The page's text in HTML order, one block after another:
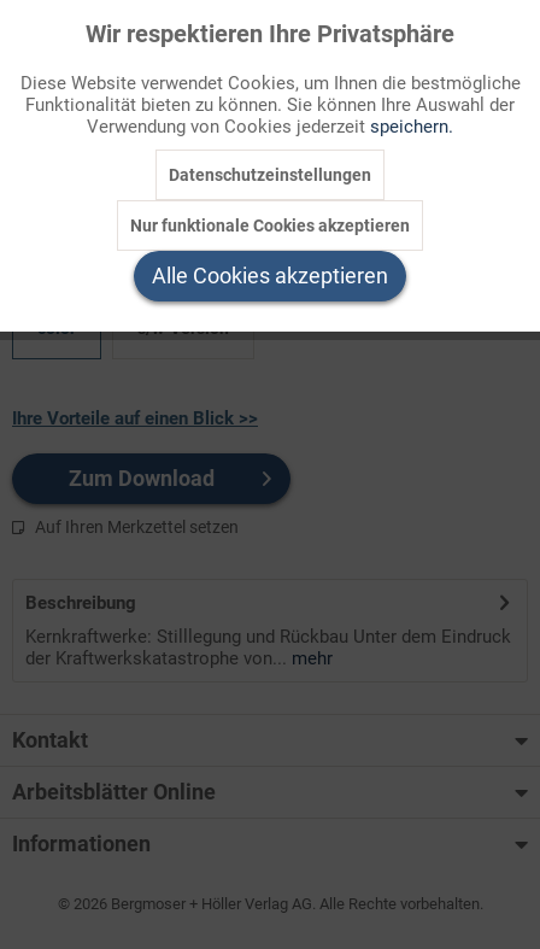
Infografik Nr. 370458
Kernkraftwerke: Stilllegung und Rückbau
Unter dem Eindruck der Kraftwerkskatastrophe von Fukushima
beschloss die deutsche Bundesregierung 2011 den
beschleunigten Ausstieg aus der Kerne ...
Welchen Download brauchen Sie?
color s/w-Version
Ihre Vorteile auf einen Blick >>
Zum Download
Auf Ihren Merkzettel setzen
Beschreibung
Kernkraftwerke: Stilllegung und Rückbau Unter dem Eindruck
der Kraftwerkskatastrophe von... mehr
Kontakt
Arbeitsblätter Online
Informationen
© 2026 Bergmoser + Höller Verlag AG. Alle Rechte vorbehalten.
Funktionale Aktiv
Marketing Inaktiv
Inaktiv
Wir respektieren Ihre Privatsphäre
Diese Website verwendet Cookies, um Ihnen die bestmögliche
Funktionalität bieten zu können. Sie können Ihre Auswahl der
Verwendung von Cookies jederzeit speichern.
Datenschutzeinstellungen
Nur funktionale Cookies akzeptieren
Alle Cookies akzeptieren